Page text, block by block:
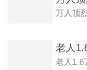
万人顶
老人
老人1.6